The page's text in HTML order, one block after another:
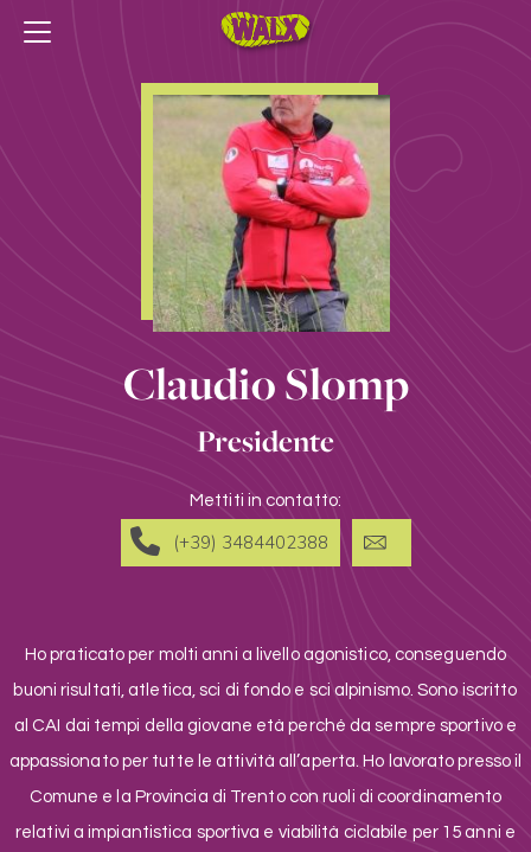
Claudio Slomp
Presidente
Mettiti in contatto:
(+39) 3484402388
Ho praticato per molti anni a livello agonistico, conseguendo
buoni risultati, atletica, sci di fondo e sci alpinismo. Sono iscritto
al CAI dai tempi della giovane età perché da sempre sportivo e
appassionato per tutte le attività all’aperta. Ho lavorato presso il
Comune e la Provincia di Trento con ruoli di coordinamento
relativi a impiantistica sportiva e viabilità ciclabile per 15 anni e